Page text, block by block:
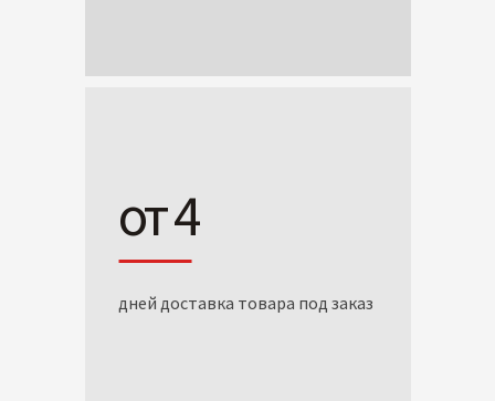
от 4
дней доставка товара под заказ